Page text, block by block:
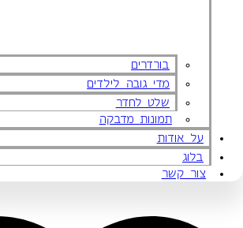
בורדרים
מדי גובה לילדים
שלט לחדר
תמונות מדבקה
על אודות
בלוג
צור קשר